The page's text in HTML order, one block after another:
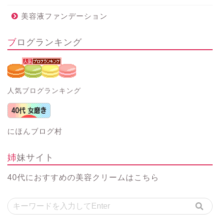
美容液ファンデーション
ブログランキング
人気ブログランキング
にほんブログ村
姉妹サイト
40代におすすめの美容クリーム はこちら